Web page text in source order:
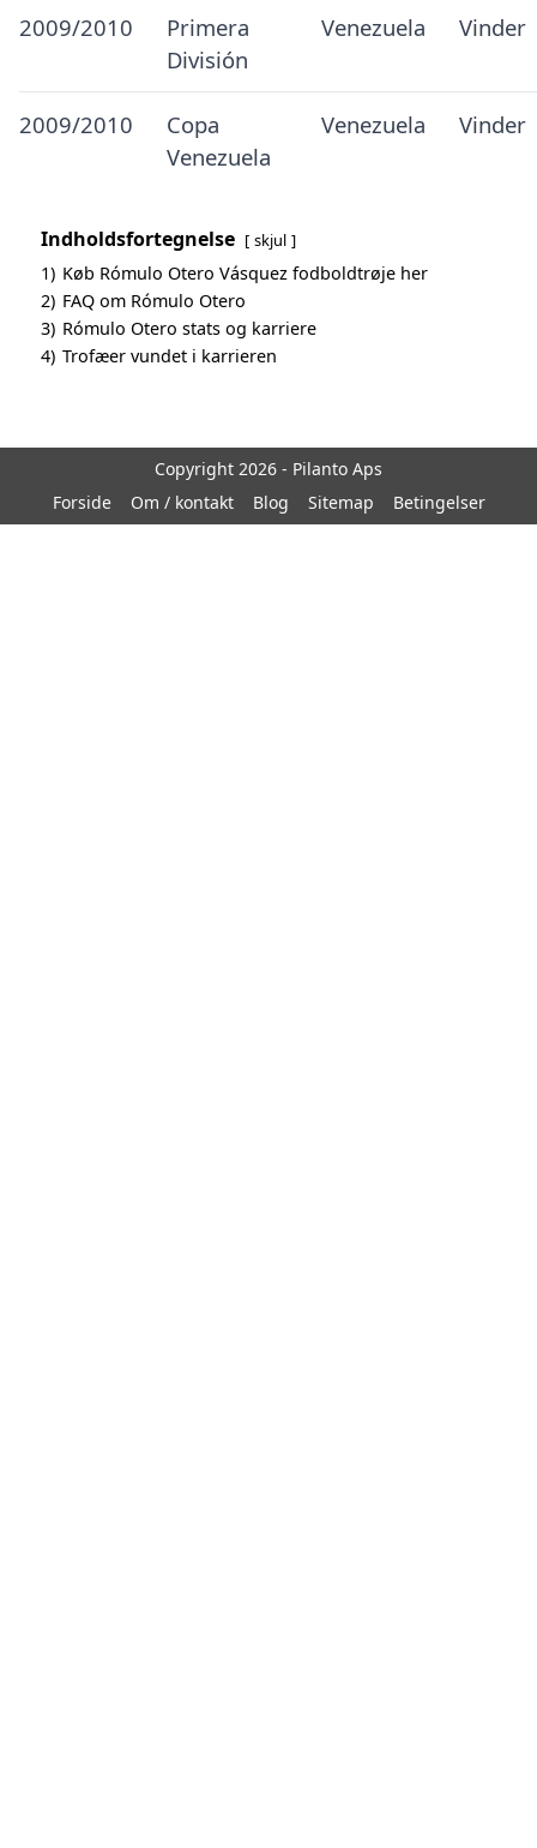
2009/2010
Primera
División
Venezuela Vinder
2009/2010
Copa
Venezuela
Venezuela Vinder
Indholdsfortegnelse skjul
1) Køb Rómulo Otero Vásquez fodboldtrøje her
2) FAQ om Rómulo Otero
3) Rómulo Otero stats og karriere
4) Trofæer vundet i karrieren
Copyright 2026 - Pilanto Aps
Forside
Om / kontakt Blog Sitemap Betingelser